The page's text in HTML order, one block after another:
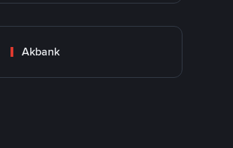
Akbank